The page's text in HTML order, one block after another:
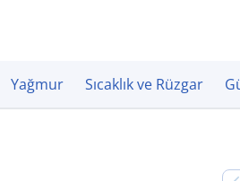
Yağmur Sıcaklık ve Rüzgar